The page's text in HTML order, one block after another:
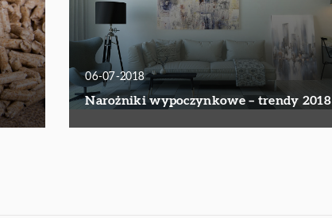
06-07-2018
Narożniki wypoczynkowe – trendy 2018